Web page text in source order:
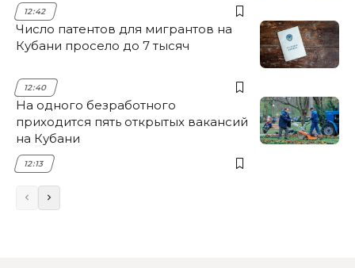
12:42
Число патентов для мигрантов на
Кубани просело до 7 тысяч
12:40
На одного безработного
приходится пять открытых вакансий
на Кубани
12:13